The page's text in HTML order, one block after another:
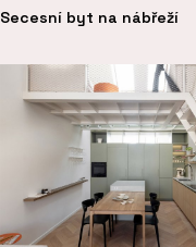
Secesní byt na nábřeží